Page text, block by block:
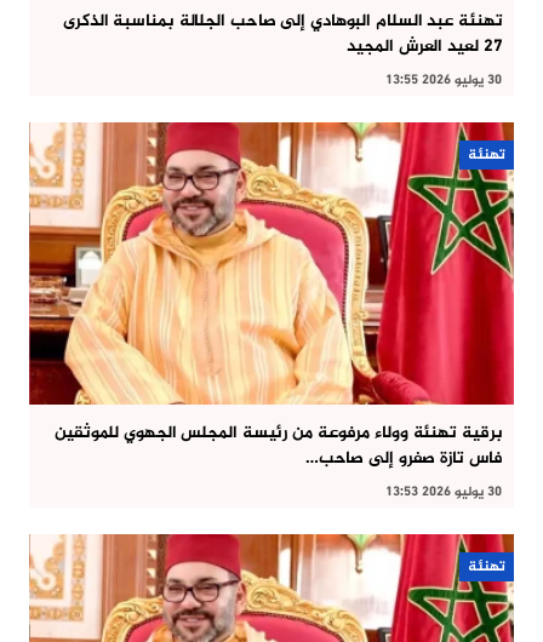
تهنئة عبد السلام البوهادي إلى صاحب الجلالة بمناسبة الذكرى
27 لعيد العرش المجيد
30 يوليو 2026 13:55
تهنئة
برقية تهنئة وولاء مرفوعة من رئيسة المجلس الجهوي للموثقين
فاس تازة صفرو إلى صاحب…
30 يوليو 2026 13:53
تهنئة